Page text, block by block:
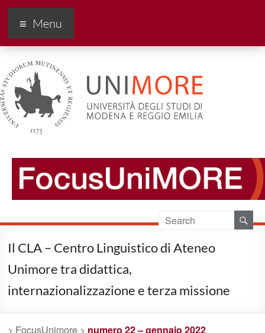
FocusUnimore
Menu
Il CLA – Centro Linguistico di Ateneo
Unimore tra didattica,
internazionalizzazione e terza missione
> FocusUnimore > numero 22 – gennaio 2022